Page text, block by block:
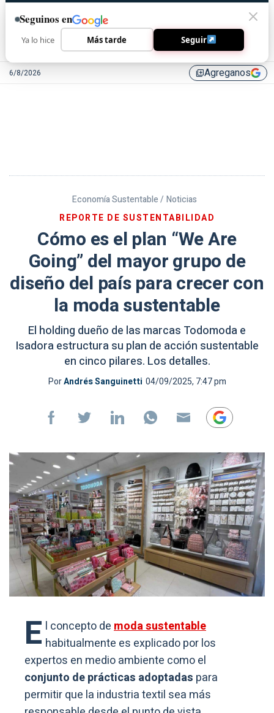
6/8/2026 library_addAgreganos
Economía Sustentable / Noticias
REPORTE DE SUSTENTABILIDAD
Cómo es el plan “We Are
Going” del mayor grupo de
diseño del país para crecer con
la moda sustentable
El holding dueño de las marcas Todomoda e
Isadora estructura su plan de acción sustentable
en cinco pilares. Los detalles.
PorAndrés Sanguinetti 04/09/2025, 7:47 pm
E l concepto demoda sustentable
habitualmente es explicado por los
expertos en medio ambiente como el
conjunto de prácticas adoptadas para
permitir que la industria textil sea más
Seguinos en
Ya lo hice Más tarde Seguir